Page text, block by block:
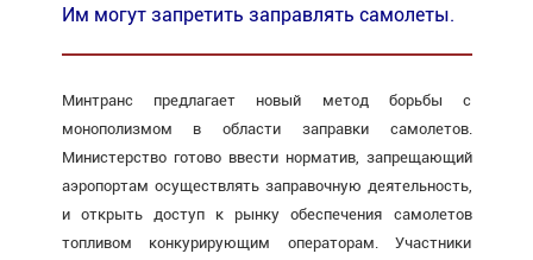
Им могут запретить заправлять самолеты.
Минтранс предлагает новый метод борьбы с
монополизмом в области заправки самолетов.
Министерство готово ввести норматив, запрещающий
аэропортам осуществлять заправочную деятельность,
и открыть доступ к рынку обеспечения самолетов
топливом конкурирующим операторам. Участники